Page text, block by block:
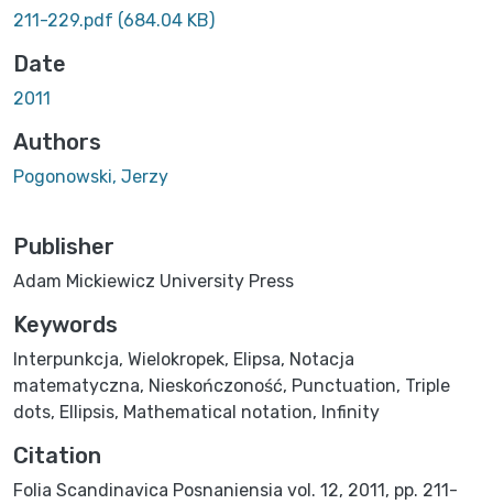
211-229.pdf (684.04 KB)
Date
2011
Authors
Pogonowski, Jerzy
Publisher
Adam Mickiewicz University Press
Keywords
Interpunkcja, Wielokropek, Elipsa, Notacja
matematyczna, Nieskończoność, Punctuation, Triple
dots, Ellipsis, Mathematical notation, Infinity
Citation
Folia Scandinavica Posnaniensia vol. 12, 2011, pp. 211-